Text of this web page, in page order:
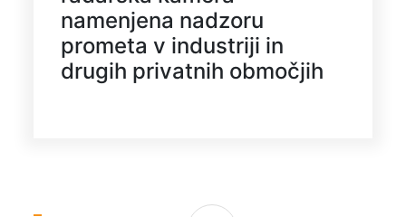
namenjena nadzoru
prometa v industriji in
drugih privatnih območjih